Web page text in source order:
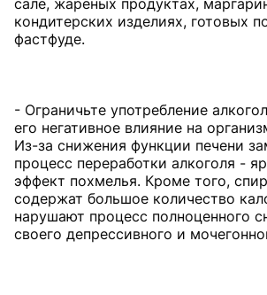
сале, жареных продуктах,
кондитерских изделиях, готовых
фастфуде.
- Ограничьте употребление
его негативное влияние на
Из-за снижения функции печени
процесс переработки алкоголя -
эффект похмелья. Кроме того,
содержат большое количество
нарушают процесс полноценного
своего депрессивного и